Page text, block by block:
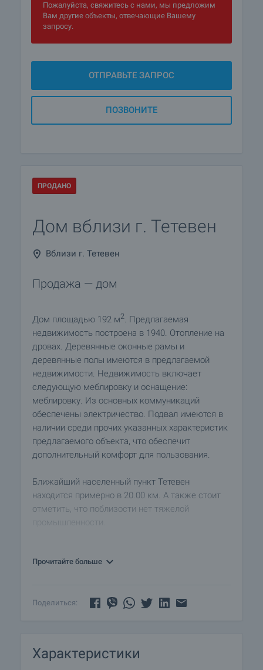
Пожалуйста, свяжитесь с нами, мы предложим
Вам другие объекты, отвечающие Вашему
запросу.
ОТПРАВЬТЕ ЗАПРОС
ПОЗВОНИТЕ
ПРОДАНО
Дом вблизи г. Тетевен
Вблизи г. Тетевен
Продажа — дом
Дом площадью 192 м2. Предлагаемая
недвижимость построена в 1940. Отопление на
дровах. Деревянные оконные рамы и
деревянные полы имеются в предлагаемой
недвижимости. Недвижимость включает
следующую меблировку и оснащение:
меблировку. Из основных коммуникаций
обеспечены электричество. Подвал имеются в
наличии среди прочих указанных характеристик
предлагаемого объекта, что обеспечит
дополнительный комфорт для пользования.
Ближайший населенный пункт Тетевен
находится примерно в 20.00 км. А также стоит
отметить, что поблизости нет тяжелой
промышленности.
Мы готовы организовать смотр недвижимости в
проинформируйте его, когда бы Вы хотели
страховку.
Прочитайте больше
Поделиться:
Характеристики